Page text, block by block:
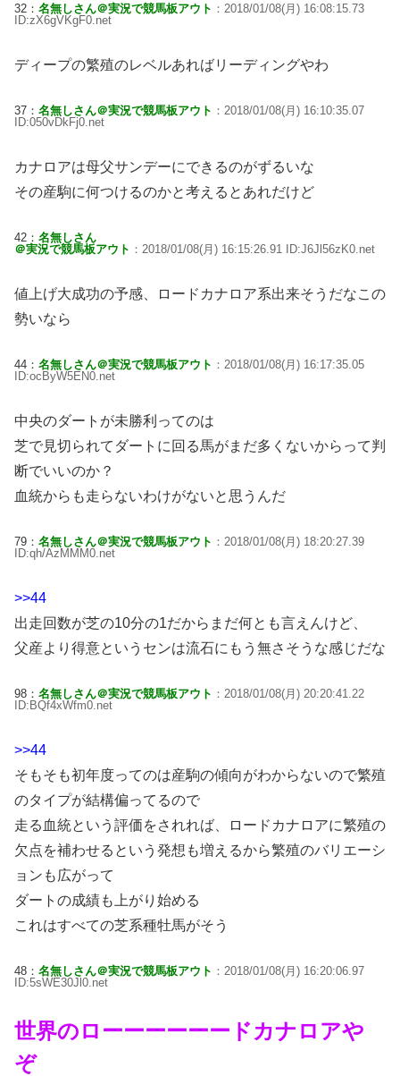
32： 名無しさん＠実況で競馬板アウト ：2018/01/08(月) 16:08:15.73
ID:zX6gVKgF0.net
ディープの繁殖のレベルあればリーディングやわ
37： 名無しさん＠実況で競馬板アウト ：2018/01/08(月) 16:10:35.07
ID:050vDkFj0.net
カナロアは母父サンデーにできるのがずるいな
その産駒に何つけるのかと考えるとあれだけど
42： 名無しさん
＠実況で競馬板アウト ：2018/01/08(月) 16:15:26.91 ID:J6Jl56zK0.net
値上げ大成功の予感、ロードカナロア系出来そうだなこの
勢いなら
44： 名無しさん＠実況で競馬板アウト ：2018/01/08(月) 16:17:35.05
ID:ocByW5EN0.net
中央のダートが未勝利ってのは
芝で見切られてダートに回る馬がまだ多くないからって判
断でいいのか？
血統からも走らないわけがないと思うんだ
79： 名無しさん＠実況で競馬板アウト ：2018/01/08(月) 18:20:27.39
ID:qh/AzMMM0.net
>>44
出走回数が芝の10分の1だからまだ何とも言えんけど、
父産より得意というセンは流石にもう無さそうな感じだな
98： 名無しさん＠実況で競馬板アウト ：2018/01/08(月) 20:20:41.22
ID:BQf4xWfm0.net
>>44
そもそも初年度ってのは産駒の傾向がわからないので繁殖
のタイプが結構偏ってるので
走る血統という評価をされれば、ロードカナロアに繁殖の
欠点を補わせるという発想も増えるから繁殖のバリエーシ
ョンも広がって
ダートの成績も上がり始める
これはすべての芝系種牡馬がそう
48： 名無しさん＠実況で競馬板アウト ：2018/01/08(月) 16:20:06.97
ID:5sWE30Jl0.net
世界のローーーーーードカナロアや
ぞ